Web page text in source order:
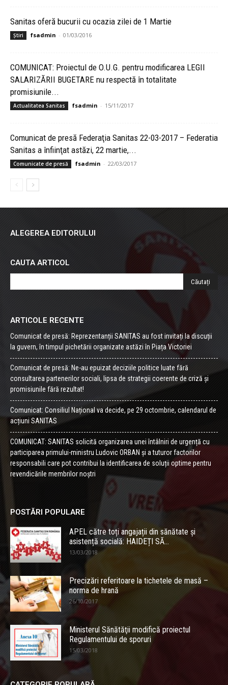
Sanitas oferă bucurii cu ocazia zilei de 1 Martie
Știri fsadmin - 01/03/2016
COMUNICAT: Proiectul de O.U.G. pentru modificarea LEGII
SALARIZĂRII BUGETARE nu respectă în totalitate
promisiunile...
Actualitatea Sanitas fsadmin - 15/11/2017
Comunicat de presă Federaţia Sanitas 22-03-2017 – Federatia
Sanitas a înfiinţat astăzi, 22 martie,...
Comunicate de presă fsadmin - 22/03/2017
ALEGEREA EDITORULUI
CAUTA ARTICOL
ARTICOLE RECENTE
Comunicat de presă: Reprezentanții SANITAS au fost invitați la discuții
la guvern, în timpul pichetării organizate astăzi în Piața Victoriei
Comunicat de presă: Ne-au epuizat deciziile politice luate fără
consultarea partenerilor sociali, lipsa de strategii coerente de criză și
promisiunile fără rezultat!
Comunicat: Consiliul Național va decide, pe 29 octombrie, calendarul de
acțiuni SANITAS
COMUNICAT: SANITAS solicită organizarea unei întâlniri de urgență cu
participarea primului-ministru Ludovic ORBAN și a tuturor factorilor
responsabili care pot contribui la identificarea de soluții optime pentru
revendicările membrilor noștri
POSTĂRI POPULARE
APEL către toți angajații din sănătate și
asistență socială: HAIDEȚI SĂ...
13/03/2018
Precizări referitoare la tichetele de masă –
norma de hrană
26/10/2017
Ministerul Sănătăţii modifică proiectul
Regulamentului de sporuri
15/03/2018